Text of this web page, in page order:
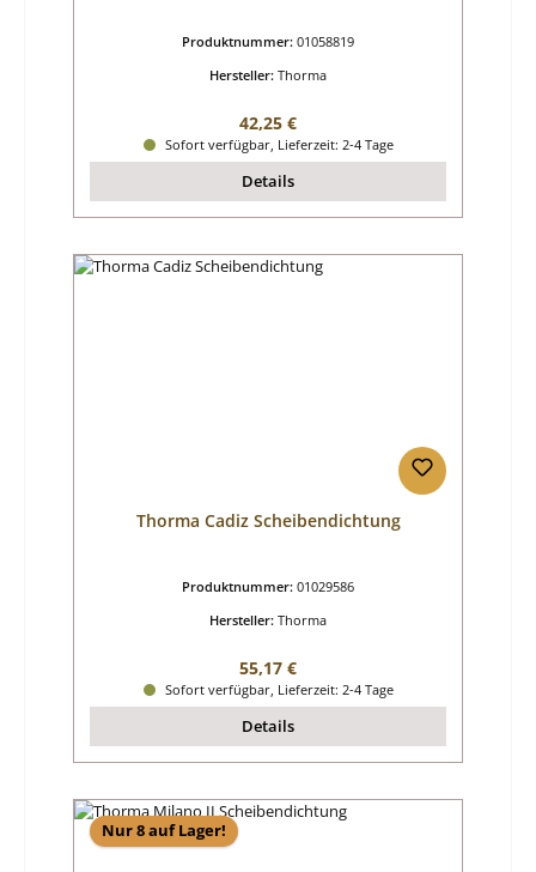
Produktnummer: 01058819
Hersteller: Thorma
Regulärer Preis:
42,25 €
Sofort verfügbar, Lieferzeit: 2-4 Tage
Details
Thorma Cadiz Scheibendichtung
Produktnummer: 01029586
Hersteller: Thorma
Regulärer Preis:
55,17 €
Sofort verfügbar, Lieferzeit: 2-4 Tage
Details
Nur 8 auf Lager!